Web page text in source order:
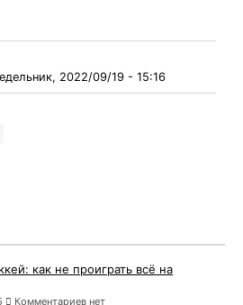
2022/09/19 - 15:16
как не проиграть всё на
Комментариев нет